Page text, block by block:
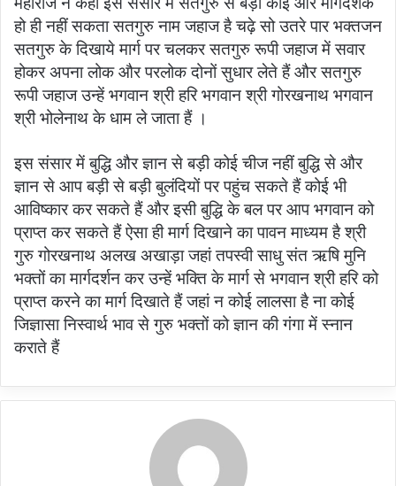
हो ही नहीं सकता सतगुरु नाम जहाज है चढ़े सो उतरे पार भक्तजन
सतगुरु के दिखाये मार्ग पर चलकर सतगुरु रूपी जहाज में सवार
होकर अपना लोक और परलोक दोनों सुधार लेते हैं और सतगुरु
रूपी जहाज उन्हें भगवान श्री हरि भगवान श्री गोरखनाथ भगवान
श्री भोलेनाथ के धाम ले जाता हैं ।
इस संसार में बुद्धि और ज्ञान से बड़ी कोई चीज नहीं बुद्धि से और
ज्ञान से आप बड़ी से बड़ी बुलंदियों पर पहुंच सकते हैं कोई भी
आविष्कार कर सकते हैं और इसी बुद्धि के बल पर आप भगवान को
प्राप्त कर सकते हैं ऐसा ही मार्ग दिखाने का पावन माध्यम है श्री
गुरु गोरखनाथ अलख अखाड़ा जहां तपस्वी साधु संत ऋषि मुनि
भक्तों का मार्गदर्शन कर उन्हें भक्ति के मार्ग से भगवान श्री हरि को
प्राप्त करने का मार्ग दिखाते हैं जहां न कोई लालसा है ना कोई
जिज्ञासा निस्वार्थ भाव से गुरु भक्तों को ज्ञान की गंगा में स्नान
कराते हैं